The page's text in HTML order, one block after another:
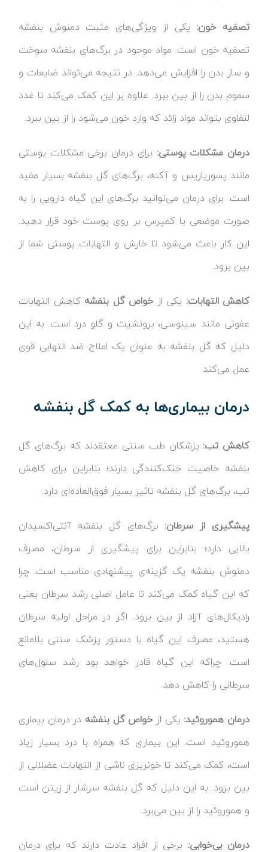
تصفیه خون: یکی از ویژگی‌های مثبت دمنوش بنفشه
تصفیه خون است. مواد موجود در برگ‌های بنفشه سوخت
و ساز بدن را افزایش می‌دهد. در نتیجه می‌تواند ضایعات و
سموم بدن را از بین ببرد. علاوه بر این کمک می‌کند تا غدد
لنفاوی بتواند مواد زائد که وارد خون می‌شود را از بین ببرد.
درمان مشکلات پوستی: برای درمان برخی مشکلات پوستی
مانند پسوریازیس و آکنه، برگ‌های گل بنفشه بسیار مفید
است. برای درمان می‌توانید برگ‌های این گیاه دارویی را به
صورت موضعی یا کمپرس بر روی پوست خود قرار دهید.
این کار باعث می‌شود تا خارش و التهابات پوستی شما از
بین برود.
کاهش التهابات: یکی ازخواص گل بنفشه کاهش التهابات
عفونی مانند سینوسی، برونشیت و گلو درد است. به این
دلیل که گل بنفشه به عنوان یک املاح ضد التهابی قوی
عمل می‌کند.
درمان بیماری‌ها به کمک گل بنفشه
کاهش تب: پزشکان طب سنتی معتقدند که برگ‌های گل
بنفشه خاصیت خنک‌کنندگی دارند؛ بنابراین برای کاهش
تب، برگ‌های گل بنفشه تاثیر بسیار فوق‌العاده‌ای دارد.
پیشگیری از سرطان: برگ‌های گل بنفشه آنتی‌اکسیدان
بالایی دارد؛ بنابراین برای پیشگیری از سرطان، مصرف
دمنوش بنفشه یک گزینه‌ی پیشنهادی مناسب است. چرا
که این گیاه کمک می‌کند تا عامل اصلی رشد سرطان یعنی
رادیکال‌های آزاد از بین برود. اگر در مراحل اولیه سرطان
هستید، مصرف این گیاه با دستور پزشک سنتی بلامانع
است. چراکه این گیاه قادر خواهد بود رشد سلول‌های
سرطانی را کاهش دهد.
درمان هموروئید: یکی ازخواص گل بنفشه در درمان بیماری
هموروئید است. این بیماری که همراه با درد بسیار زیاد
است، کمک می‌کند تا خونریزی ناشی از التهابات عضلانی از
بین برود. به این دلیل که گل بنفشه سرشار از زیتن است
و هموروئید را از بین می‌برد.
درمان بی‌خوابی: برخی از افراد عادت دارند که برای درمان